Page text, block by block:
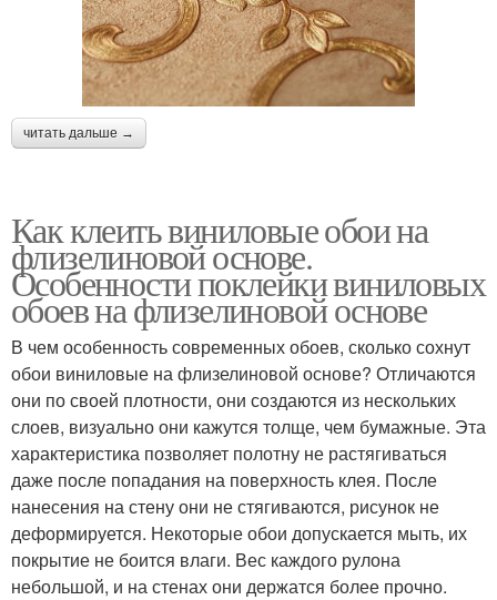
читать дальше →
Как клеить виниловые обои на
флизелиновой основе.
Особенности поклейки виниловых
обоев на флизелиновой основе
В чем особенность современных обоев, сколько сохнут
обои виниловые на флизелиновой основе? Отличаются
они по своей плотности, они создаются из нескольких
слоев, визуально они кажутся толще, чем бумажные. Эта
характеристика позволяет полотну не растягиваться
даже после попадания на поверхность клея. После
нанесения на стену они не стягиваются, рисунок не
деформируется. Некоторые обои допускается мыть, их
покрытие не боится влаги. Вес каждого рулона
небольшой, и на стенах они держатся более прочно.